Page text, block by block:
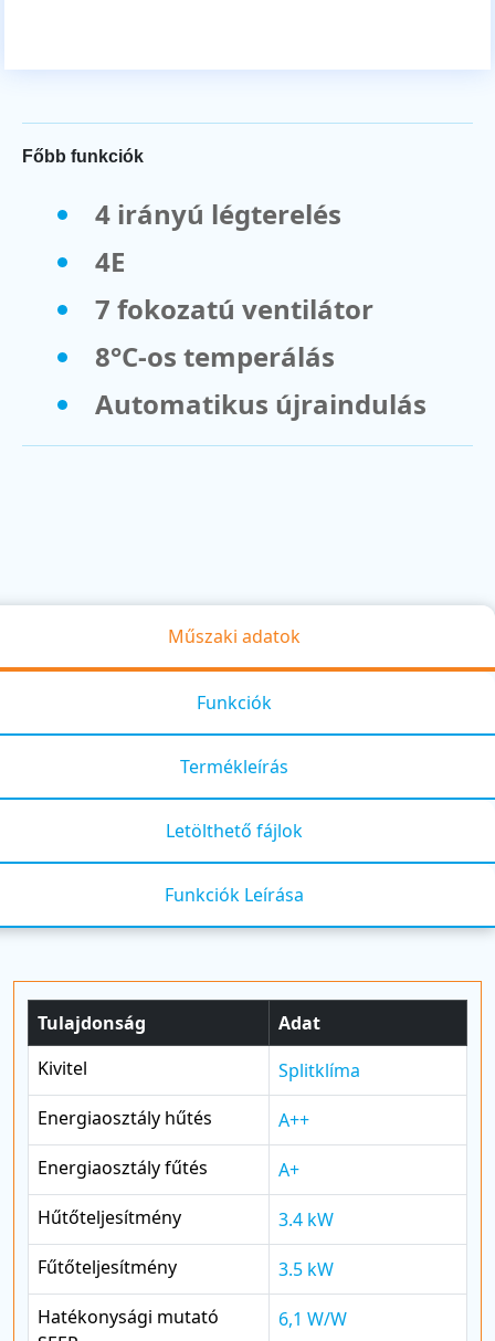
Főbb funkciók
4 irányú légterelés
4E
7 fokozatú ventilátor
8°C-os temperálás
Automatikus újraindulás
Műszaki adatok
Funkciók
Termékleírás
Letölthető fájlok
Funkciók Leírása
Tulajdonság
Adat
Kivitel
Splitklíma
Energiaosztály hűtés
A++
Energiaosztály fűtés
A+
Hűtőteljesítmény
3.4 kW
Fűtőteljesítmény
3.5 kW
Hatékonysági mutató
6,1 W/W